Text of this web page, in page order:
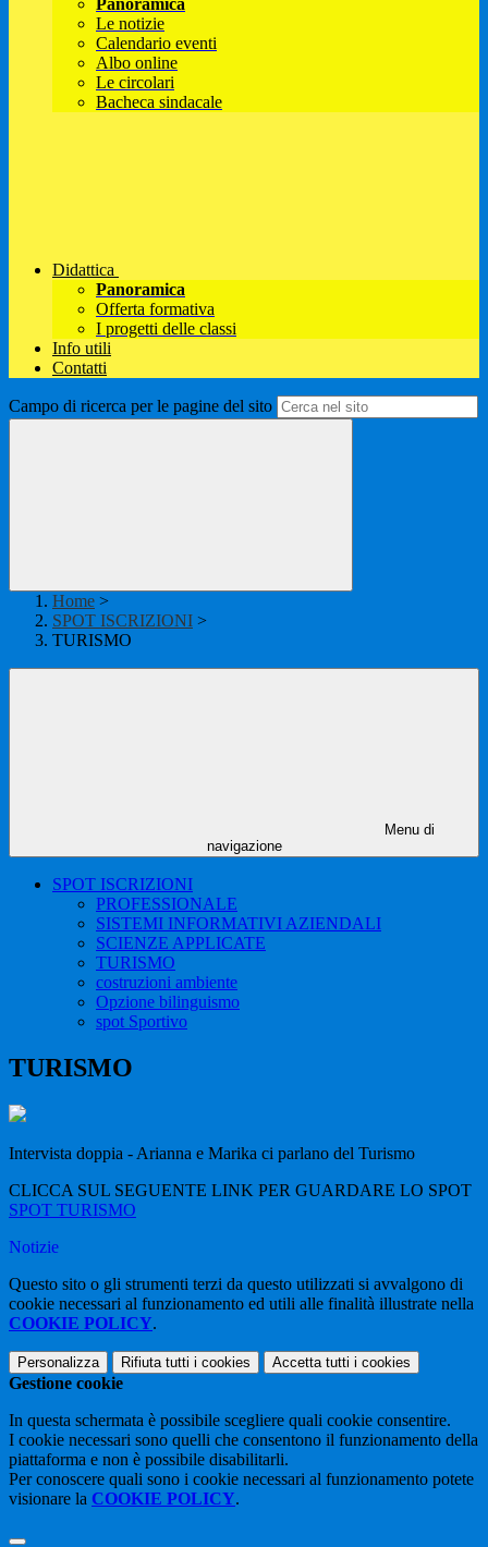
Panoramica
Le notizie
Calendario eventi
Albo online
Le circolari
Bacheca sindacale
Didattica
Panoramica
Offerta formativa
I progetti delle classi
Info utili
Contatti
Campo di ricerca per le pagine del sito
Home >
SPOT ISCRIZIONI >
TURISMO
Menu di
navigazione
SPOT ISCRIZIONI
PROFESSIONALE
SISTEMI INFORMATIVI AZIENDALI
SCIENZE APPLICATE
TURISMO
costruzioni ambiente
Opzione bilinguismo
spot Sportivo
TURISMO
Intervista doppia - Arianna e Marika ci parlano del Turismo
CLICCA SUL SEGUENTE LINK PER GUARDARE LO SPOT
SPOT TURISMO
Notizie
Questo sito o gli strumenti terzi da questo utilizzati si avvalgono di
cookie necessari al funzionamento ed utili alle finalità illustrate nella
COOKIE POLICY.
Personalizza Rifiuta tutti i cookies Accetta tutti i cookies
Gestione cookie
In questa schermata è possibile scegliere quali cookie consentire.
I cookie necessari sono quelli che consentono il funzionamento della
piattaforma e non è possibile disabilitarli.
Per conoscere quali sono i cookie necessari al funzionamento potete
visionare la COOKIE POLICY.